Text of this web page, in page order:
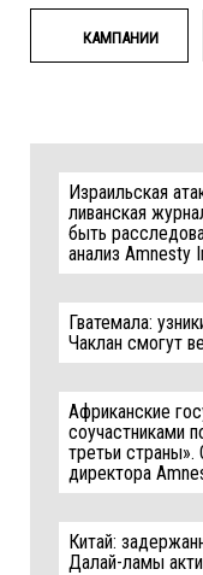
КАМПАНИИ
Израильская
ливанская
быть
анализ Amnesty
Гватемала:
Чаклан смогут
Африканские
соучастниками
третьи
директора
Китай:
Далай-ламы